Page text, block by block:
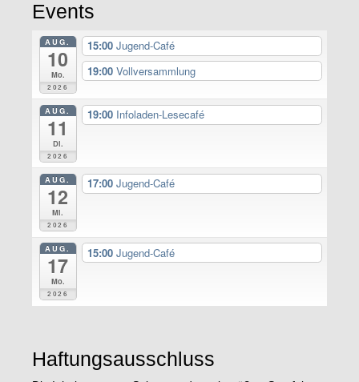
Events
AUG.
10
Mo.
2026
15:00 Jugend-Café
19:00 Vollversammlung
AUG.
11
Di.
2026
19:00 Infoladen-Lesecafé
AUG.
12
Mi.
2026
17:00 Jugend-Café
AUG.
17
Mo.
2026
15:00 Jugend-Café
Haftungsausschluss